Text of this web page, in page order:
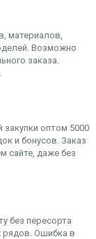
материалов,
Возможно
заказа.
оптом 5000
и бонусов. Заказ
сайте, даже без
без пересорта
рядов. Ошибка в